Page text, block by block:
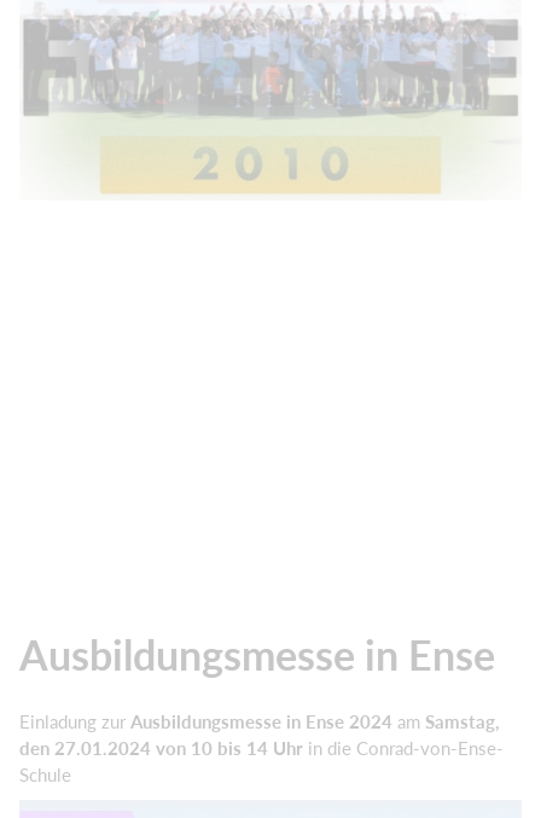
Ausbildungsmesse in Ense
Einladung zur Ausbildungsmesse in Ense 2024 am Samstag,
den 27.01.2024 von 10 bis 14 Uhr in die Conrad-von-Ense-
Schule